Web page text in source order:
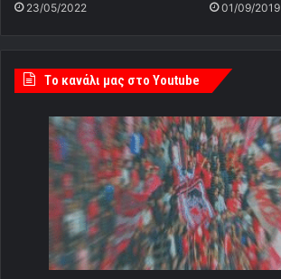
23/05/2022 01/09/2019
Tο κανάλι μας στο Youtube